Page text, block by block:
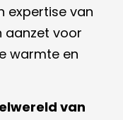
expertise van
aanzet voor
warmte en
van